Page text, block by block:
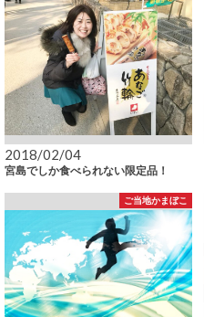
2018/02/04
宮島でしか食べられない限定品！
ご当地かまぼこ